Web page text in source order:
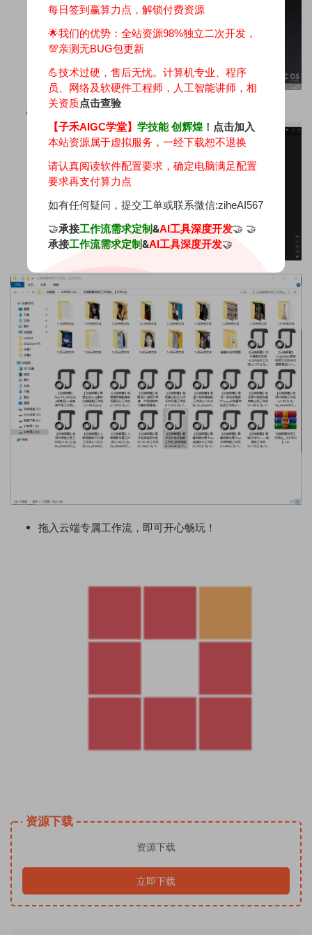
双击ComfyUI图标启动
拖入云端专属工作流，即可开心畅玩！
常见问题
免费下载或者学员专属资源能否直接商用？
提示下载完但解压或打开不了？
每日签到赢算力点，解锁付费资源
🌟我们的优势： 全站资源98%独立二次开发，
💯亲测无BUG包更新
💪技术过硬，售后无忧。计算机专业、程序
员、网络及软硬件工程师，人工智能讲师，相
关资质点击查验
【子禾AIGC学堂】 学技能 创辉煌！ 点击加入
本站资源属于虚拟服务，一经下载恕不退换
请认真阅读软件配置要求，确定电脑满足配置
要求再支付算力点
如有任何疑问，提交工单或联系微信:ziheAI567
🤝承接工作流需求定制&AI工具深度开发🤝 🤝
承接工作流需求定制&AI工具深度开发🤝